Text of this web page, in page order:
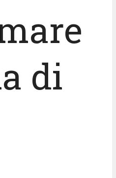
di